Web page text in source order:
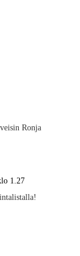
Ronja
1.27